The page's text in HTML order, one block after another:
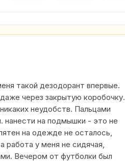
такой дезодорант впервые.
через закрытую коробочку.
неудобств. Пальцами
нанести на подмышки - это не
на одежде не осталось,
работа у меня не сидячая,
Вечером от футболки был